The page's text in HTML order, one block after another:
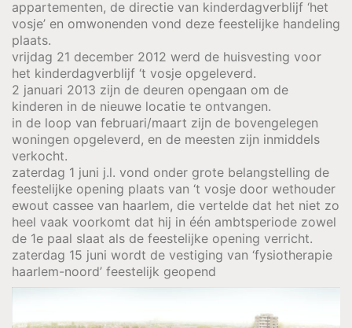
appartementen, de directie van kinderdagverblijf ‘het
vosje’ en omwonenden vond deze feestelijke handeling
plaats.
vrijdag 21 december 2012 werd de huisvesting voor
het kinderdagverblijf ‘t vosje opgeleverd.
2 januari 2013 zijn de deuren opengaan om de
kinderen in de nieuwe locatie te ontvangen.
in de loop van februari/maart zijn de bovengelegen
woningen opgeleverd, en de meesten zijn inmiddels
verkocht.
zaterdag 1 juni j.l. vond onder grote belangstelling de
feestelijke opening plaats van ‘t vosje door wethouder
ewout cassee van haarlem, die vertelde dat het niet zo
heel vaak voorkomt dat hij in één ambtsperiode zowel
de 1e paal slaat als de feestelijke opening verricht.
zaterdag 15 juni wordt de vestiging van ‘fysiotherapie
haarlem-noord’ feestelijk geopend